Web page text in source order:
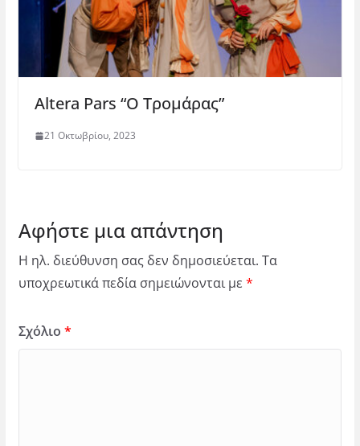
Altera Pars “O Τρομάρας”
21 Οκτωβρίου, 2023
Αφήστε μια απάντηση
Η ηλ. διεύθυνση σας δεν δημοσιεύεται. Τα
υποχρεωτικά πεδία σημειώνονται με *
Σχόλιο *